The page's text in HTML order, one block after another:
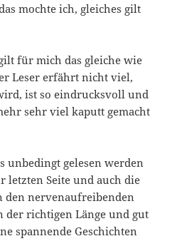
mochte ich, gleiches gilt
für mich das gleiche wie
Leser erfährt nicht viel,
ist so eindrucksvoll und
sehr viel kaputt gemacht
unbedingt gelesen werden
letzten Seite und auch die
den nervenaufreibenden
der richtigen Länge und gut
spannende Geschichten